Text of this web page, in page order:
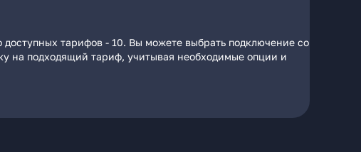
тарифов - 10. Вы можете выбрать подключение со
на подходящий тариф, учитывая необходимые опции и